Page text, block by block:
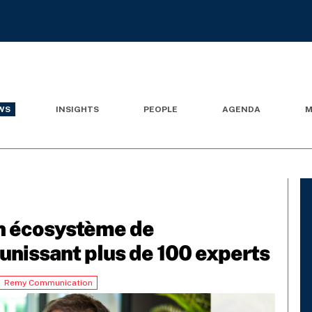
INSIGHTS PEOPLE AGENDA
écosystème de
plus de 100 experts
Remy Communication